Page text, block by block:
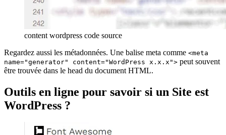
content wordpress code source
Regardez aussi les métadonnées. Une balise meta comme <meta
name="generator" content="WordPress x.x.x"> peut souvent
être trouvée dans le head du document HTML.
Outils en ligne pour savoir si un Site est
WordPress ?